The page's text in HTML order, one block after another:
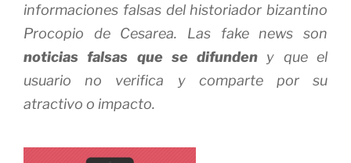
informaciones falsas del historiador bizantino
Procopio de Cesarea. Las fake news son
noticias falsas que se difunden y que el
usuario no verifica y comparte por su
atractivo o impacto.